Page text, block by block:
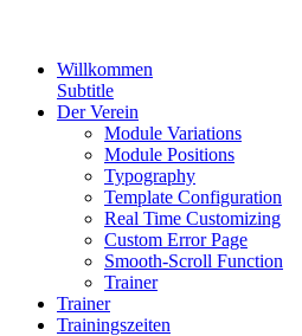
Willkommen
Subtitle
Der Verein
Module Variations
Module Positions
Typography
Template Configuration
Real Time Customizing
Custom Error Page
Smooth-Scroll Function
Trainer
Trainer
Trainingszeiten